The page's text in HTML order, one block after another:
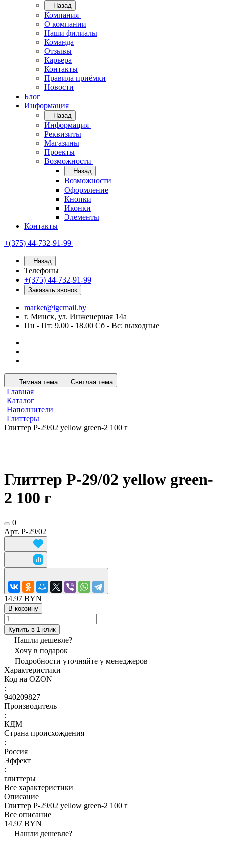
Назад
Компания
О компании
Наши филиалы
Команда
Отзывы
Карьера
Контакты
Правила приёмки
Новости
Блог
Информация
Назад
Информация
Реквизиты
Магазины
Проекты
Возможности
Назад
Возможности
Оформление
Кнопки
Иконки
Элементы
Контакты
+(375) 44-732-91-99
Назад
Телефоны
+(375) 44-732-91-99
Заказать звонок
market@igcmail.by
г. Минск, ул. Инженерная 14а
Пн - Пт: 9.00 - 18.00 Сб - Вс: выходные
Темная тема Светлая тема
Главная
Каталог
Наполнители
Глиттеры
Глиттер Р-29/02 yellow green-2 100 г
Глиттер Р-29/02 yellow green-
2 100 г
0
Арт. Р-29/02
14.97 BYN
В корзину
Купить в 1 клик
Нашли дешевле?
Хочу в подарок
Подробности уточняйте у менеджеров
Характеристики
Код на OZON
:
940209827
Производитель
:
КДМ
Страна происхождения
:
Россия
Эффект
:
глиттеры
Все характеристики
Описание
Глиттер Р-29/02 yellow green-2 100 г
Все описание
14.97 BYN
Нашли дешевле?